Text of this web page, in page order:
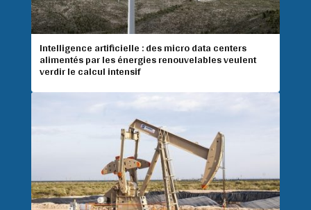
Intelligence artificielle : des micro data centers
alimentés par les énergies renouvelables veulent
verdir le calcul intensif